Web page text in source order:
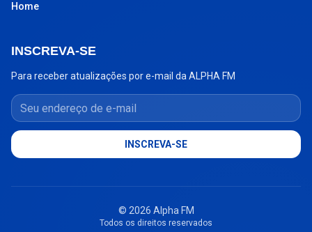
Home
INSCREVA-SE
Para receber atualizações por e-mail da ALPHA FM
Seu endereço de e-mail
INSCREVA-SE
© 2026 Alpha FM
Todos os direitos reservados